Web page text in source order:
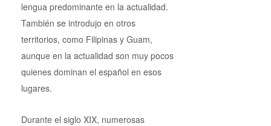
lengua predominante en la actualidad.
También se introdujo en otros
territorios, como Filipinas y Guam,
aunque en la actualidad son muy pocos
quienes dominan el español en esos
lugares.
Durante el siglo XIX, numerosas